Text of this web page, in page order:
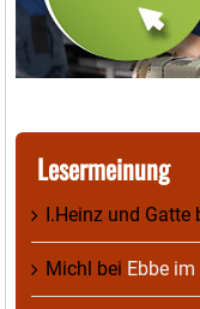
Lesermeinung
I.Heinz und Gatte
Michl bei Ebbe